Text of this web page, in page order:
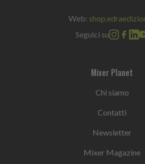
Web:
Seguici su
Mixer Planet
Chi siamo
Contatti
Newsletter
Mixer Magazine